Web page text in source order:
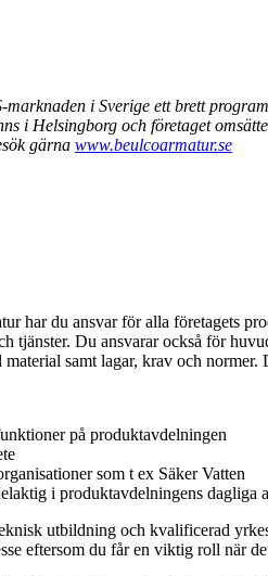
i Sverige ett brett
i Helsingborg och företaget
gärna www.beulcoarmatur.se
har du ansvar för alla företagets
tjänster. Du ansvarar också för
samt lagar, krav och
på produktavdelningen
som t ex Säker Vatten
i produktavdelningens dagliga
utbildning och kvalificerad
eftersom du får en viktig roll när